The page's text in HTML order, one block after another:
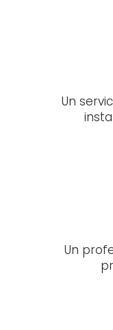
Un
Un